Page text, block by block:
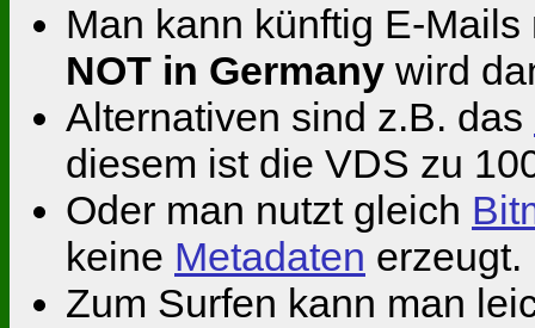
Man kann künftig E-
NOT in Germany wird
Alternativen sind z.B. das
diesem ist die VDS zu
Oder man nutzt gleich
keine Metadaten erzeugt.
Zum Surfen kann man